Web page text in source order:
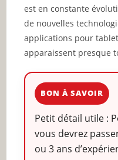
est en constante
de nouvelles
applications pour
apparaissent presque
BON À SAVOIR
Petit détail utile :
vous devrez
ou 3 ans